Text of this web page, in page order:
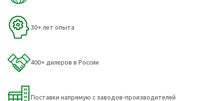
30+ лет опыта
400+ дилеров в России
Поставки напрямую c заводов-производителей